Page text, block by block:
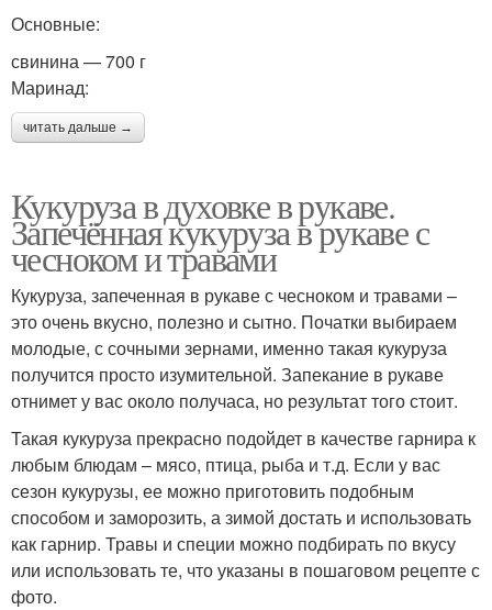
Основные:
свинина — 700 г
Маринад:
читать дальше →
Кукуруза в духовке в рукаве.
Запечённая кукуруза в рукаве с
чесноком и травами
Кукуруза, запеченная в рукаве с чесноком и травами –
это очень вкусно, полезно и сытно. Початки выбираем
молодые, с сочными зернами, именно такая кукуруза
получится просто изумительной. Запекание в рукаве
отнимет у вас около получаса, но результат того стоит.
Такая кукуруза прекрасно подойдет в качестве гарнира к
любым блюдам – мясо, птица, рыба и т.д. Если у вас
сезон кукурузы, ее можно приготовить подобным
способом и заморозить, а зимой достать и использовать
как гарнир. Травы и специи можно подбирать по вкусу
или использовать те, что указаны в пошаговом рецепте с
фото.